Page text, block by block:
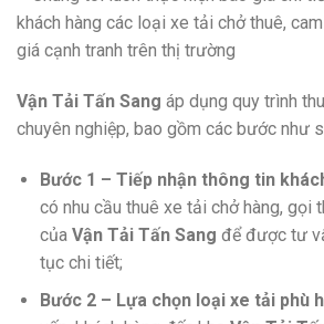
khách hàng các loại xe tải chở thuê,
giá cạnh tranh trên thị trường
Vận Tải Tấn Sang áp dụng quy trình
chuyên nghiệp, bao gồm các bước như
Bước 1 – Tiếp nhận thông tin
có nhu cầu thuê xe tải chở hàng, gọi
của Vận Tải Tấn Sang để được tư
tục chi tiết;
Bước 2 – Lựa chọn loại xe tải phù